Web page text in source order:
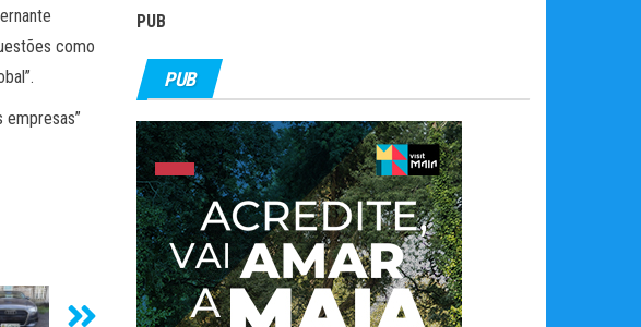
como
empresas”
PUB
PUB